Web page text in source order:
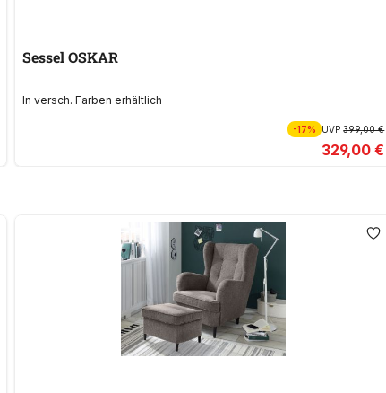
Sessel OSKAR
In versch. Farben erhältlich
-17% UVP399,00 €
329,00 €